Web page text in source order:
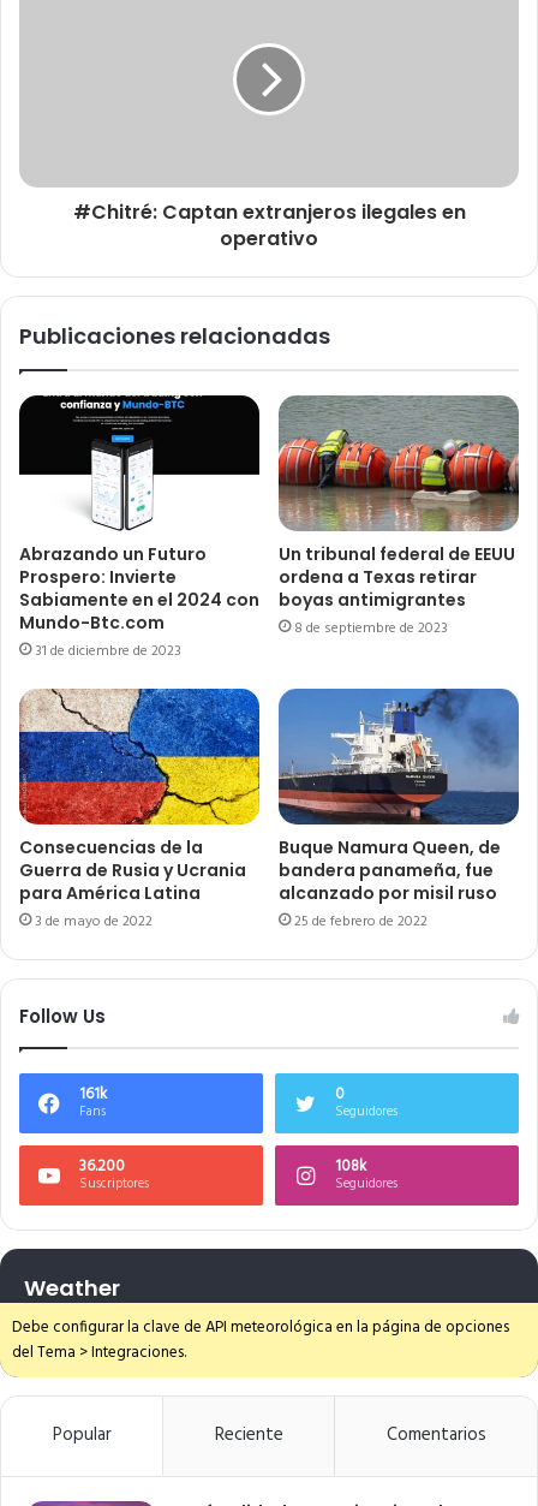
#Chitré: Captan extranjeros ilegales en
operativo
Publicaciones relacionadas
Abrazando un Futuro
Prospero: Invierte
Sabiamente en el 2024 con
Mundo-Btc.com
31 de diciembre de 2023
Un tribunal federal de EEUU
ordena a Texas retirar
boyas antimigrantes
8 de septiembre de 2023
Consecuencias de la
Guerra de Rusia y Ucrania
para América Latina
3 de mayo de 2022
Buque Namura Queen, de
bandera panameña, fue
alcanzado por misil ruso
25 de febrero de 2022
Follow Us
161k
Fans
0
Seguidores
36.200
Suscriptores
108k
Seguidores
Weather
Debe configurar la clave de API meteorológica en la página de opciones
del Tema > Integraciones.
Popular Reciente Comentarios